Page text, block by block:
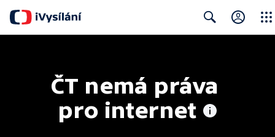
ČT nemá práva
pro internet